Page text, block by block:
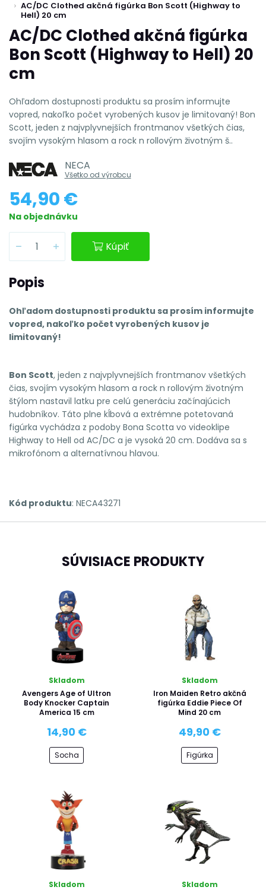
AC/DC Clothed akčná figúrka Bon Scott (Highway to
Hell) 20 cm
AC/DC Clothed akčná figúrka
Bon Scott (Highway to Hell) 20
cm
Ohľadom dostupnosti produktu sa prosím informujte
vopred, nakoľko počet vyrobených kusov je limitovaný! Bon
Scott, jeden z najvplyvnejších frontmanov všetkých čias,
svojím vysokým hlasom a rock n rollovým životným š..
NECA
Všetko od výrobcu
54,90 €
Na objednávku
Kúpiť
Popis
Ohľadom dostupnosti produktu sa prosím informujte
vopred, nakoľko počet vyrobených kusov je
limitovaný!
Bon Scott, jeden z najvplyvnejších frontmanov všetkých
čias, svojím vysokým hlasom a rock n rollovým životným
štýlom nastavil latku pre celú generáciu začínajúcich
hudobníkov. Táto plne kĺbová a extrémne potetovaná
figúrka vychádza z podoby Bona Scotta vo videoklipe
Highway to Hell od AC/DC a je vysoká 20 cm. Dodáva sa s
mikrofónom a alternatívnou hlavou.
Kód produktu: NECA43271
SÚVISIACE PRODUKTY
Skladom
Avengers Age of Ultron
Body Knocker Captain
America 15 cm
14,90 €
Socha
Skladom
Iron Maiden Retro akčná
figúrka Eddie Piece Of
Mind 20 cm
49,90 €
Figúrka
Skladom
Skladom